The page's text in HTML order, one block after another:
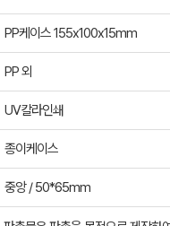
PP케이스 155x100x15mm
PP 외
UV칼라인쇄
종이케이스
중앙 / 50*65mm